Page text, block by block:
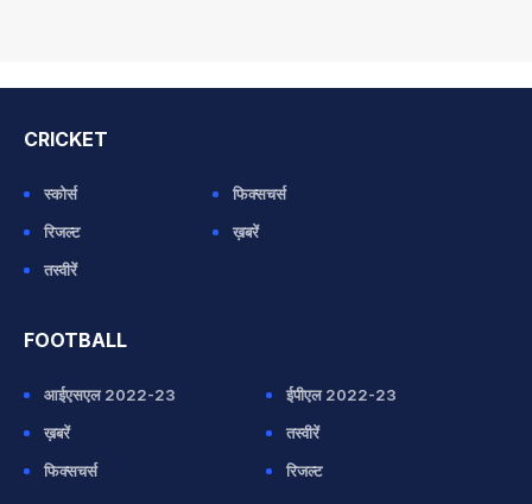
CRICKET
स्कोर्स
फिक्सचर्स
रिजल्ट
ख़बरें
तस्वीरें
FOOTBALL
आईएसएल 2022-23
ईपीएल 2022-23
ख़बरें
तस्वीरें
फिक्सचर्स
रिजल्ट